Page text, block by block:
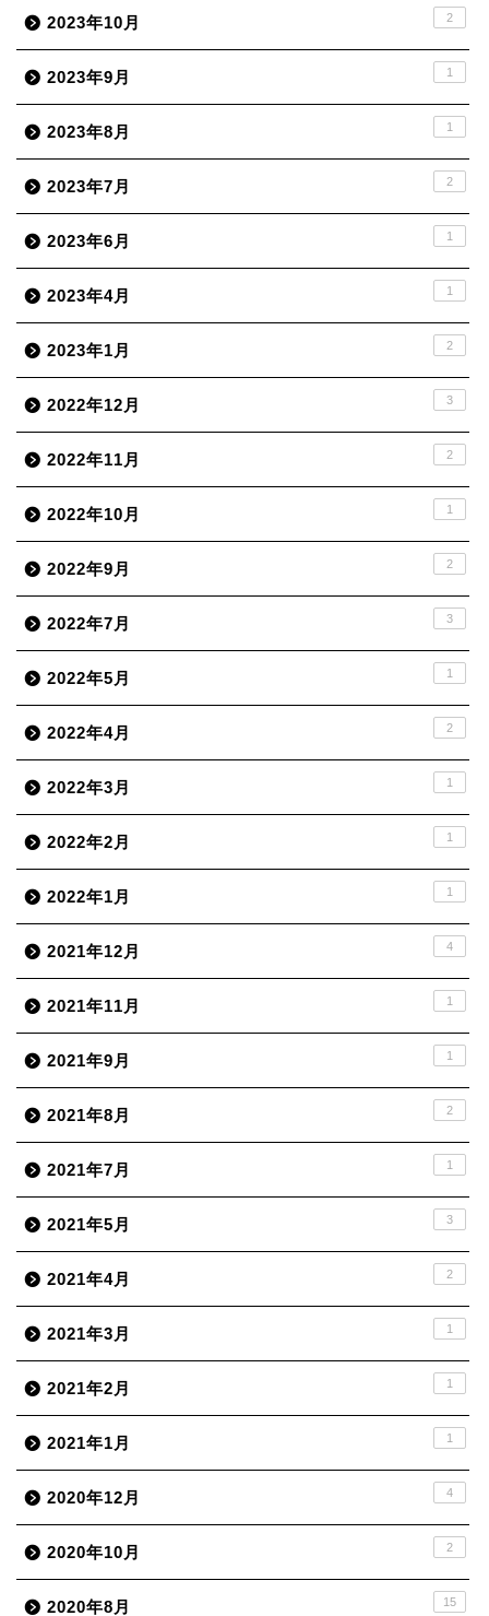
2023年10月 2
2023年9月 1
2023年8月 1
2023年7月 2
2023年6月 1
2023年4月 1
2023年1月 2
2022年12月 3
2022年11月 2
2022年10月 1
2022年9月 2
2022年7月 3
2022年5月 1
2022年4月 2
2022年3月 1
2022年2月 1
2022年1月 1
2021年12月 4
2021年11月 1
2021年9月 1
2021年8月 2
2021年7月 1
2021年5月 3
2021年4月 2
2021年3月 1
2021年2月 1
2021年1月 1
2020年12月 4
2020年10月 2
2020年8月 15